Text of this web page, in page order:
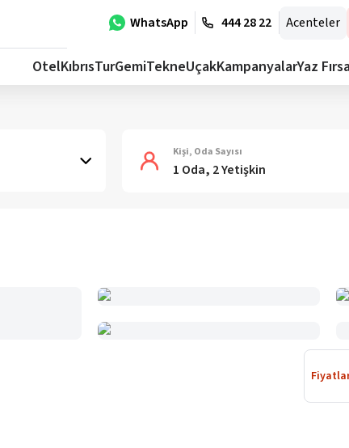
WhatsApp 444 28 22 Acenteler
OtelKıbrısTurGemiTekneUçakKampanyalarYaz
Kişi, Oda Sayısı
1 Oda, 2 Yetişkin